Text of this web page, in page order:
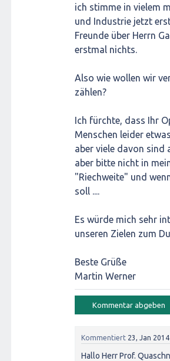
ich stimme in vielem
und Industrie jetzt
Freunde über Herrn
erstmal nichts.
Also wie wollen wir
zählen?
Ich fürchte, dass Ihr
Menschen leider
aber viele davon
aber bitte nicht in
"Riechweite" und
soll ....
Es würde mich sehr
unseren Zielen zum
Beste Grüße
Martin Werner
Kommentiert 23, Jan 2014
Hallo Herr Prof.